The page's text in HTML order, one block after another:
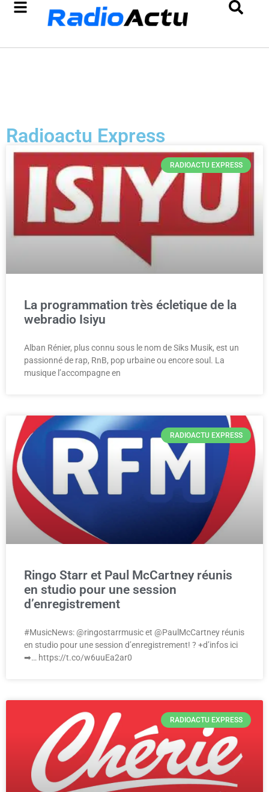
Radioactu Express
RADIOACTU EXPRESS
La programmation très écletique de la
webradio Isiyu
Alban Rénier, plus connu sous le nom de Siks Musik, est un
passionné de rap, RnB, pop urbaine ou encore soul. La
musique l’accompagne en
RADIOACTU EXPRESS
Ringo Starr et Paul McCartney réunis
en studio pour une session
d’enregistrement
#MusicNews: @ringostarrmusic et @PaulMcCartney réunis
en studio pour une session d’enregistrement! ? +d’infos ici
➡… https://t.co/w6uuEa2ar0
RADIOACTU EXPRESS